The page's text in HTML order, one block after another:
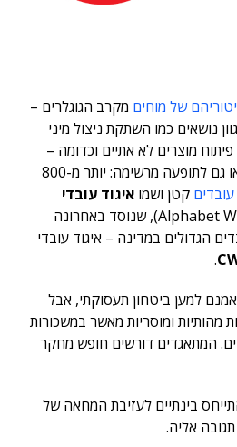
של מוחים מקרב הגוגלרים –
נושאים כמו השתקת ניצול מיני
מוצרים לא אתיים וכדומה –
יצרו מתח רב בחברה והביאו גם לתופעה מרשימה: יותר מ-800
עובדים קטן ושמו איגוד עובדי
שנוסד באחרונה
הגדולים במדינה – איגוד עובדי
.
למען ביטחון תעסוקתי, אבל
מהותיות ומוסריות מאשר במשכורות
המתאגדים דורשים חופש מחקר
בינתיים לעזיבת המחאה של
אליה.